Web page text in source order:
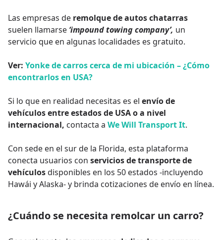
Las empresas de remolque de autos chatarras
suelen llamarse ‘impound towing company’, un
servicio que en algunas localidades es gratuito.
Ver: Yonke de carros cerca de mi ubicación – ¿Cómo
encontrarlos en USA?
Si lo que en realidad necesitas es el envío de
vehículos entre estados de USAo a nivel
internacional, contacta a We Will Transport It.
Con sede en el sur de la Florida, esta plataforma
conecta usuarios con servicios de transporte de
vehículosdisponibles en los 50 estados -incluyendo
Hawái y Alaska- y brinda cotizaciones de envío en línea.
¿Cuándo se necesita remolcar un carro?